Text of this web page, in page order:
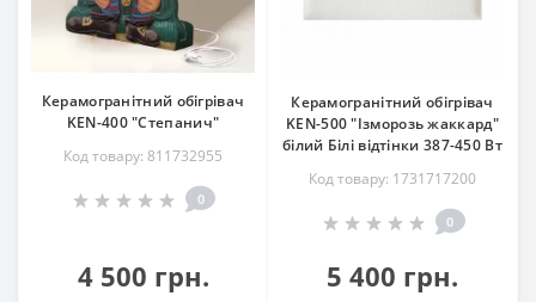
Керамогранітний обігрівач
KEN-400 "Степанич"
Код товару: 811732955
0
4 500 грн.
Керамогранітний обігрівач
KEN-500 "Ізморозь жаккард"
білий Білі відтінки 387-450 Вт
Код товару: 1731717200
0
5 400 грн.